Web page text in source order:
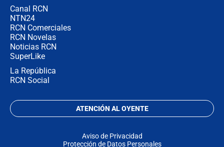
Canal RCN
NTN24
RCN Comerciales
RCN Novelas
Noticias RCN
SuperLike
La República
RCN Social
ATENCIÓN AL OYENTE
Aviso de Privacidad
Protección de Datos Personales